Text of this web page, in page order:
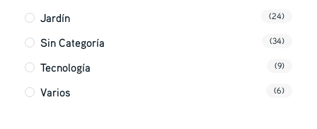
Jardín (24)
Sin Categoría (34)
Tecnología (9)
Varios (6)